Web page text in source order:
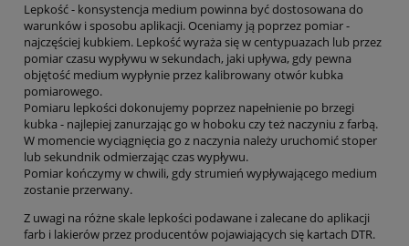
Lepkość - konsystencja medium powinna być dostosowana do
warunków i sposobu aplikacji. Oceniamy ją poprzez pomiar -
najczęściej kubkiem. Lepkość wyraża się w centypuazach lub przez
pomiar czasu wypływu w sekundach, jaki upływa, gdy pewna
objętość medium wypłynie przez kalibrowany otwór kubka
pomiarowego.
Pomiaru lepkości dokonujemy poprzez napełnienie po brzegi
kubka - najlepiej zanurzając go w hoboku czy też naczyniu z farbą.
W momencie wyciągnięcia go z naczynia należy uruchomić stoper
lub sekundnik odmierzając czas wypływu.
Pomiar kończymy w chwili, gdy strumień wypływającego medium
zostanie przerwany.
Z uwagi na różne skale lepkości podawane i zalecane do aplikacji
farb i lakierów przez producentów pojawiających się kartach DTR.